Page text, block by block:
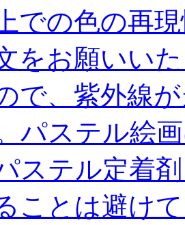
での色の再
をお願いい
で、紫外線
パステル絵
ステル定着
ことは避け